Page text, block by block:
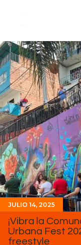
Inicio
En Vivo
Noticias
Equipo
Sobre
JULIO 14, 2025
¡Vibra la
Urbana Fest
freestyle